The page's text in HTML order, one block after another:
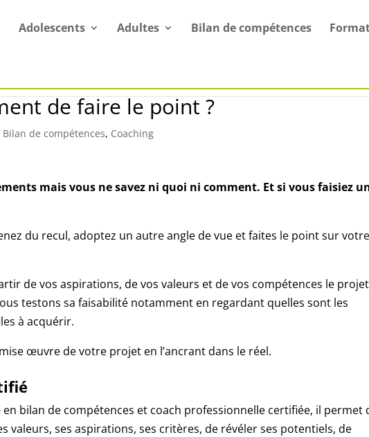
Adolescents Adultes Bilan de compétences
de faire le point ?
Bilan de compétences, Coaching
mais vous ne savez ni quoi ni comment. Et si vous faisiez
du recul, adoptez un autre angle de vue et faites le point sur votre
de vos aspirations, de vos valeurs et de vos compétences le projet
testons sa faisabilité notamment en regardant quelles sont les
à acquérir.
œuvre de votre projet en l’ancrant dans le réel.
bilan de compétences et coach professionnelle certifiée, il permet
valeurs, ses aspirations, ses critères, de révéler ses potentiels, de